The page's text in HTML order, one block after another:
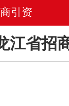
引资
江省招